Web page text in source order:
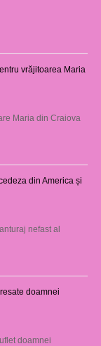
vrăjitoarea Maria
Maria din Craiova
din America și
nefast al
doamnei
doamnei